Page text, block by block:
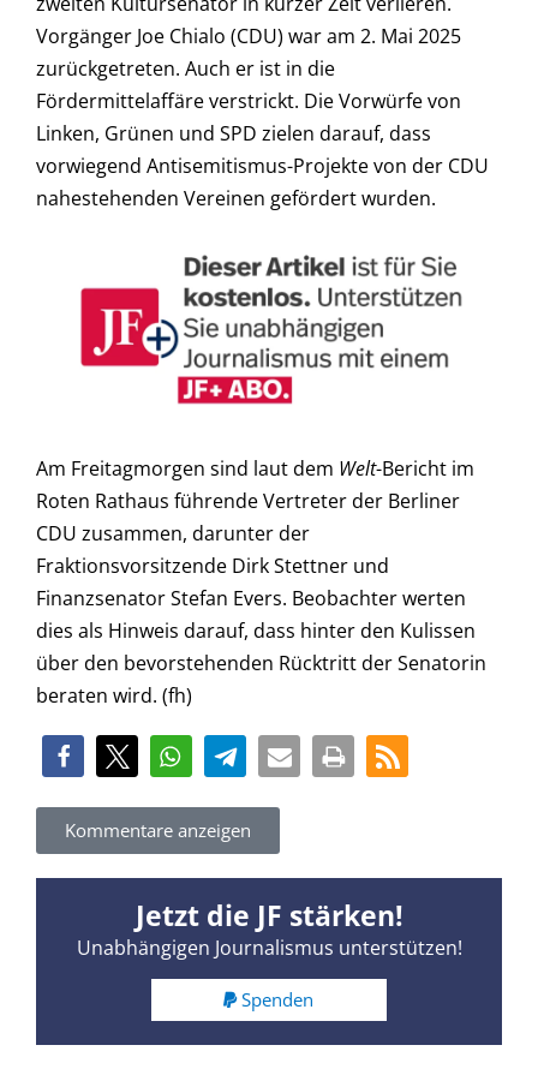
Vorgänger Joe Chialo (CDU) war am 2. Mai 2025
zurückgetreten. Auch er ist in die
Fördermittelaffäre verstrickt. Die Vorwürfe von
Linken, Grünen und SPD zielen darauf, dass
vorwiegend Antisemitismus-Projekte von der CDU
nahestehenden Vereinen gefördert wurden.
Am Freitagmorgen sind laut dem Welt-Bericht im
Roten Rathaus führende Vertreter der Berliner
CDU zusammen, darunter der
Fraktionsvorsitzende Dirk Stettner und
Finanzsenator Stefan Evers. Beobachter werten
dies als Hinweis darauf, dass hinter den Kulissen
über den bevorstehenden Rücktritt der Senatorin
beraten wird. (fh)
Kommentare anzeigen
Jetzt die JF stärken!
Unabhängigen Journalismus unterstützen!
Spenden